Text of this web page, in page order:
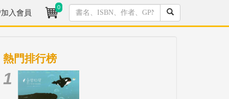
入會員
0
熱門排行榜
1